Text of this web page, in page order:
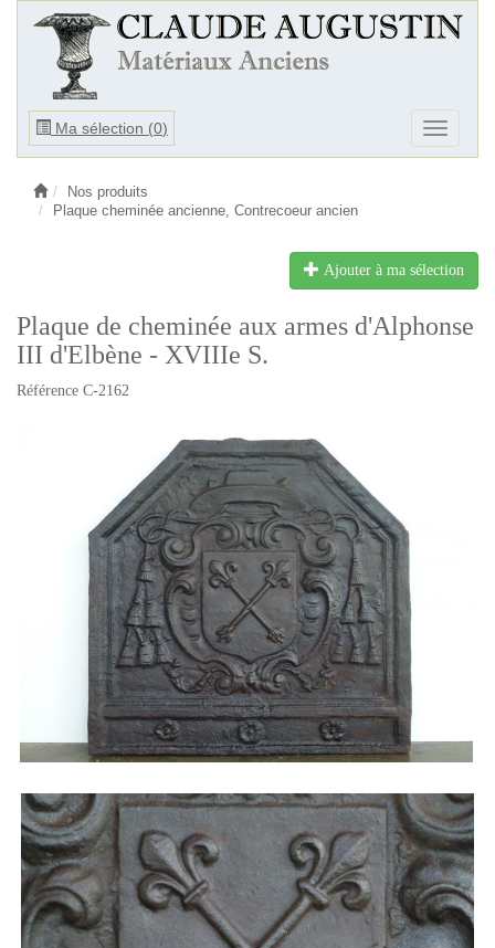
Ma sélection (0)
Ouvrir
Ouvrir
le
Nos produits
Plaque cheminée ancienne, Contrecoeur ancien
Ajouter à ma sélection
Plaque de cheminée aux armes d'Alphonse
III d'Elbène - XVIIIe S.
Référence C-2162